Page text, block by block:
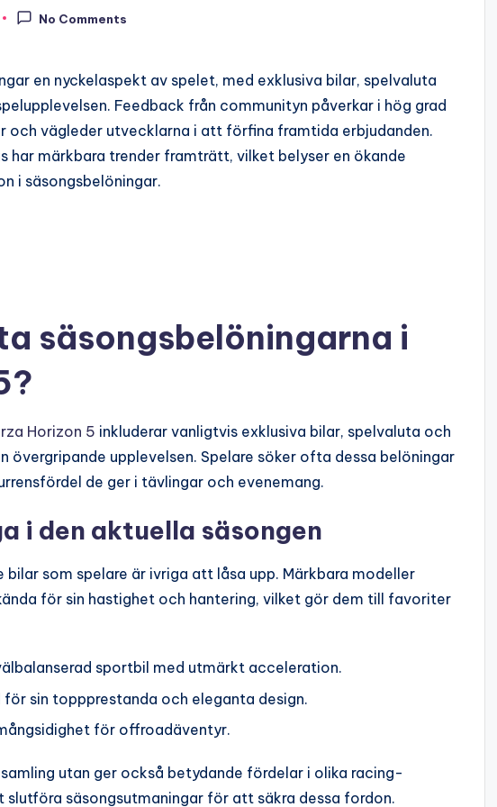
No Comments
en nyckelaspekt av spelet, med exklusiva bilar, spelvaluta
Feedback från communityn påverkar i hög grad
och vägleder utvecklarna i att förfina framtida erbjudanden.
har märkbara trender framträtt, vilket belyser en ökande
i säsongsbelöningar.
säsongsbelöningarna i
Horizon 5 inkluderar vanligtvis exklusiva bilar, spelvaluta och
övergripande upplevelsen. Spelare söker ofta dessa belöningar
de ger i tävlingar och evenemang.
i den aktuella säsongen
bilar som spelare är ivriga att låsa upp. Märkbara modeller
för sin hastighet och hantering, vilket gör dem till favoriter
sportbil med utmärkt acceleration.
för sin toppprestanda och eleganta design.
för offroadäventyr.
utan ger också betydande fördelar i olika racing-
säsongsutmaningar för att säkra dessa fordon.